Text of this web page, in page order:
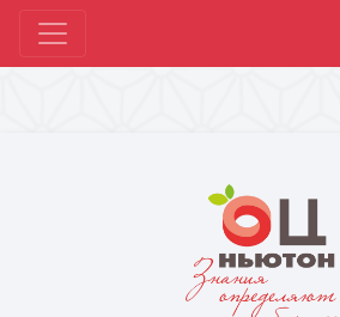
МУНИЦИПАЛЬНОЕ АВТОНОМНОЕ
ОБЩЕОБРАЗОВАТЕЛЬНОЕ